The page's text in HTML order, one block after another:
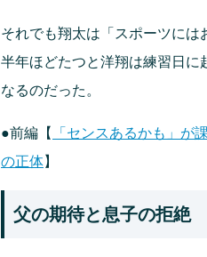
それでも翔太は「スポーツには
半年ほどたつと洋翔は練習日に
なるのだった。
●前編【
「センスあるかも」
の正体】
父の期待と息子の拒絶